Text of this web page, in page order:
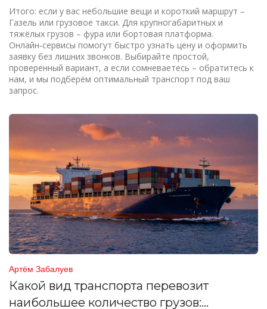
Итого: если у вас небольшие вещи и короткий маршрут –
Газель или грузовое такси. Для крупногабаритных и
тяжёлых грузов – фура или бортовая платформа.
Онлайн‑сервисы помогут быстро узнать цену и оформить
заявку без лишних звонков. Выбирайте простой,
проверенный вариант, а если сомневаетесь – обратитесь к
нам, и мы подберём оптимальный транспорт под ваш
запрос.
Артём Забалуев
Какой вид транспорта перевозит
наибольшее количество грузов: